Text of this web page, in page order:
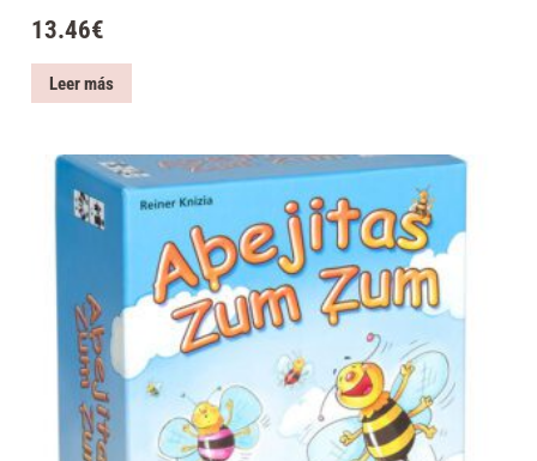
13.46€
Leer más